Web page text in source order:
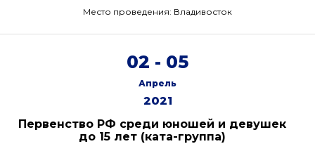
Место проведения: Владивосток
02 - 05
Апрель
2021
Первенство РФ среди юношей и девушек
до 15 лет (ката-группа)